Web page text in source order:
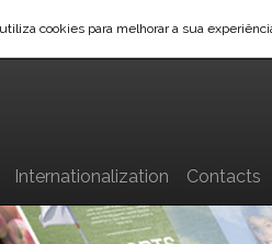
cookies para melhorar a sua
Internationalization Contacts